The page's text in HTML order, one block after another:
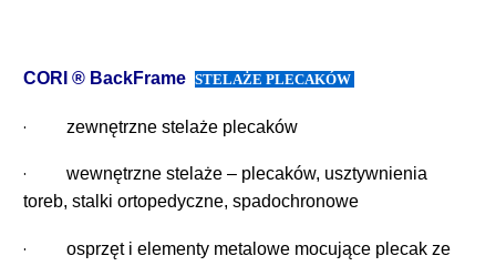
CORI ® BackFrame STELAŻE PLECAKÓW
· zewnętrzne stelaże plecaków
· wewnętrzne stelaże – plecaków, usztywnienia
toreb, stalki ortopedyczne, spadochronowe
·
osprzęt i elementy metalowe mocujące plecak ze